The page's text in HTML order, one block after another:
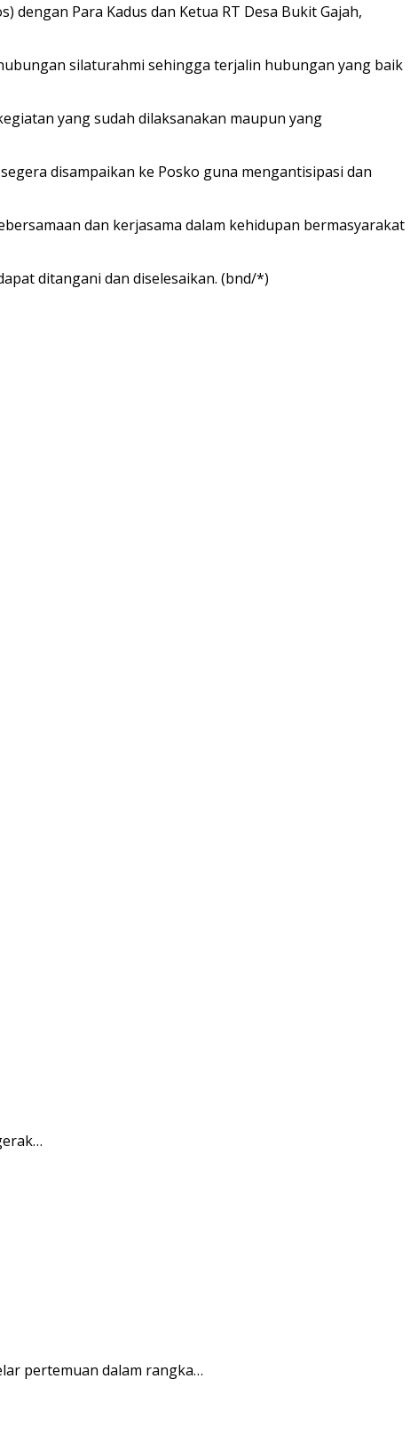
Para Kadus dan Ketua RT Desa Bukit Gajah,
silaturahmi sehingga terjalin hubungan yang baik
yang sudah dilaksanakan maupun yang
disampaikan ke Posko guna mengantisipasi dan
dan kerjasama dalam kehidupan bermasyarakat
ditangani dan diselesaikan. (bnd/*)
pertemuan dalam rangka…